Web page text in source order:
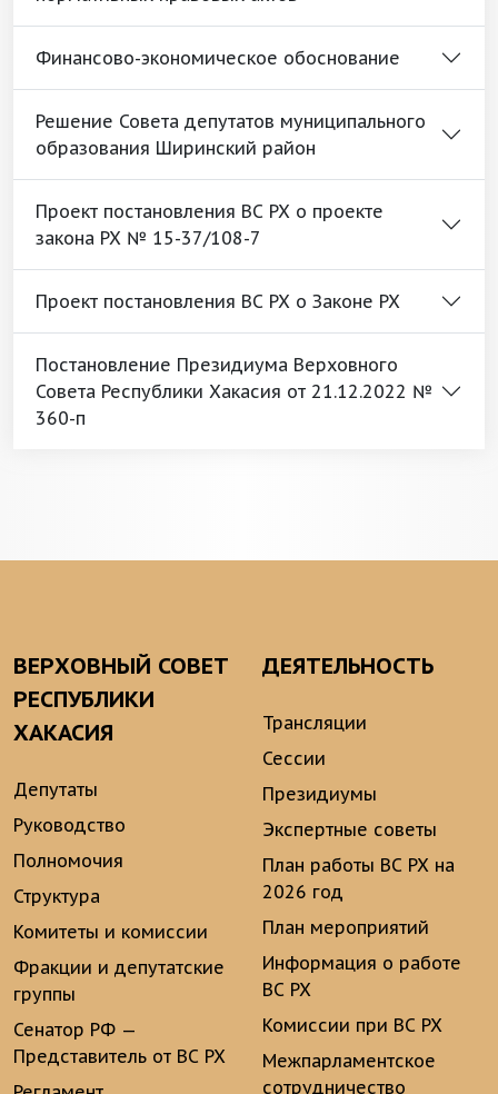
Финансово-экономическое обоснование
Решение Совета депутатов муниципального
образования Ширинский район
Проект постановления ВС РХ о проекте
закона РХ № 15-37/108-7
Проект постановления ВС РХ о Законе РХ
Постановление Президиума Верховного
Совета Республики Хакасия от 21.12.2022 №
360-п
ВЕРХОВНЫЙ СОВЕТ
РЕСПУБЛИКИ
ХАКАСИЯ
Депутаты
Руководство
Полномочия
Структура
Комитеты и комиссии
Фракции и депутатские
группы
Сенатор РФ —
Представитель от ВС РХ
ДЕЯТЕЛЬНОСТЬ
Трансляции
Сессии
Президиумы
Экспертные советы
План работы ВС РХ на
2026 год
План мероприятий
Информация о работе
ВС РХ
Комиссии при ВС РХ
Межпарламентское
сотрудничество